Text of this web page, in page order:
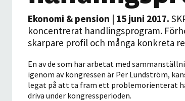
Ekonomi & pension | 15 juni 2017.
koncentrerat handlingsprogram.
skarpare profil och många konkreta
En av de som har arbetat med
igenom av kongressen är Per Lundström,
legat på att ta fram ett problemorienterat
driva under kongressperioden.